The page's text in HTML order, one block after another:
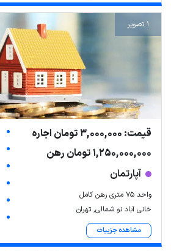
1 تصویر
قیمت: 3,000,000 تومان اجاره
1,250,000,000 تومان رهن
آپارتمان
واحد ۷۵ متری رهن کامل
خانی آباد نو شمالی, تهران
مشاهده جزییات